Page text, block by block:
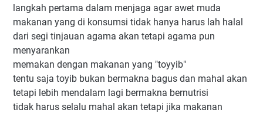
langkah pertama dalam menjaga agar awet muda
makanan yang di konsumsi tidak hanya harus lah halal
dari segi tinjauan agama akan tetapi agama pun
menyarankan
memakan dengan makanan yang "toyyib"
tentu saja toyib bukan bermakna bagus dan mahal akan
tetapi lebih mendalam lagi bermakna bernutrisi
tidak harus selalu mahal akan tetapi jika makanan